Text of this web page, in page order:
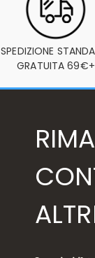
SPEDIZIONE
GRATUITA 69€+